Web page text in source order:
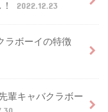
2022.12.23
ラボーイの特徴
輩キャバクラボー